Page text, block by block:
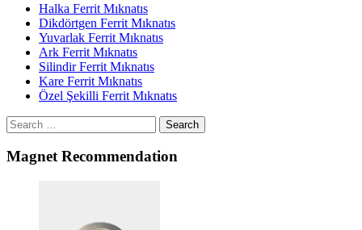
Halka Ferrit Mıknatıs
Dikdörtgen Ferrit Mıknatıs
Yuvarlak Ferrit Mıknatıs
Ark Ferrit Mıknatıs
Silindir Ferrit Mıknatıs
Kare Ferrit Mıknatıs
Özel Şekilli Ferrit Mıknatıs
Search
Magnet Recommendation